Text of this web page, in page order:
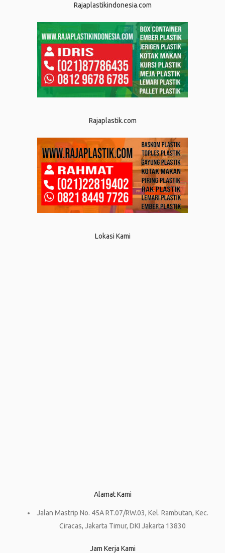
Rajaplastikindonesia.com
Rajaplastik.com
Lokasi Kami
Alamat Kami
Jalan Mastrip No. 45A RT.07/RW.03, Kel. Rambutan, Kec.
Ciracas, Jakarta Timur, DKI Jakarta 13830
Jam Kerja Kami